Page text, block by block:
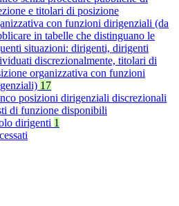
e titolari di posizione
con funzioni dirigenziali (da
in tabelle che distinguano le
situazioni: dirigenti, dirigenti
discrezionalmente, titolari di
organizzativa con funzioni
17
posizioni dirigenziali discrezionali
di funzione disponibili
dirigenti 1